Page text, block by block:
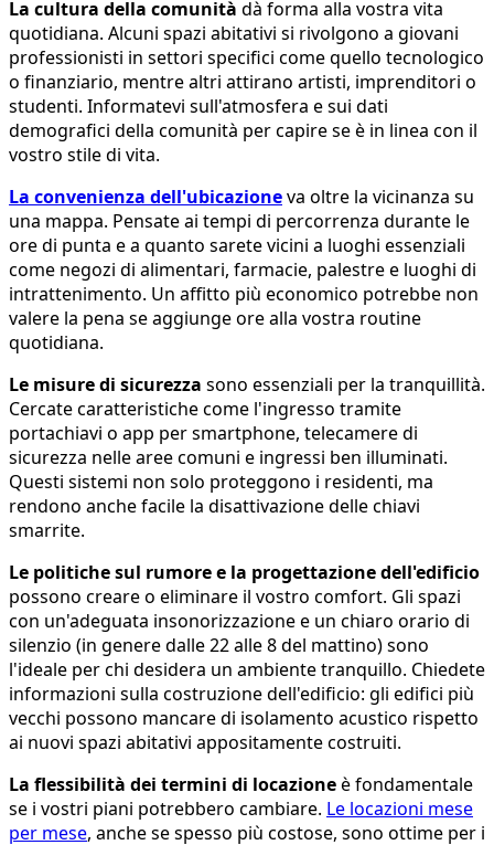
La cultura della comunità dà forma alla vostra vita
quotidiana. Alcuni spazi abitativi si rivolgono a giovani
professionisti in settori specifici come quello tecnologico
o finanziario, mentre altri attirano artisti, imprenditori o
studenti. Informatevi sull'atmosfera e sui dati
demografici della comunità per capire se è in linea con il
vostro stile di vita.
La convenienza dell'ubicazioneva oltre la vicinanza su
una mappa. Pensate ai tempi di percorrenza durante le
ore di punta e a quanto sarete vicini a luoghi essenziali
come negozi di alimentari, farmacie, palestre e luoghi di
intrattenimento. Un affitto più economico potrebbe non
valere la pena se aggiunge ore alla vostra routine
quotidiana.
Le misure di sicurezza sono essenziali per la tranquillità.
Cercate caratteristiche come l'ingresso tramite
portachiavi o app per smartphone, telecamere di
sicurezza nelle aree comuni e ingressi ben illuminati.
Questi sistemi non solo proteggono i residenti, ma
rendono anche facile la disattivazione delle chiavi
smarrite.
Le politiche sul rumore e la progettazione dell'edificio
possono creare o eliminare il vostro comfort. Gli spazi
con un'adeguata insonorizzazione e un chiaro orario di
silenzio (in genere dalle 22 alle 8 del mattino) sono
l'ideale per chi desidera un ambiente tranquillo. Chiedete
informazioni sulla costruzione dell'edificio: gli edifici più
vecchi possono mancare di isolamento acustico rispetto
ai nuovi spazi abitativi appositamente costruiti.
La flessibilità dei termini di locazioneè fondamentale
se i vostri piani potrebbero cambiare. Le locazioni mese
per mese, anche se spesso più costose, sono ottime per i